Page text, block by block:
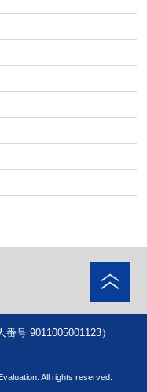
号 9011005001123）
All rights reserved.